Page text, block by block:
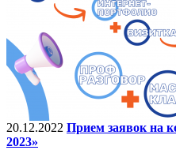
20.12.2022 Прием заявок на
2023»